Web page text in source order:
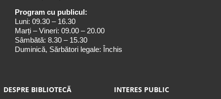
Program cu publicul:
Luni: 09.30 – 16.30
Marți – Vineri: 09.00 – 20.00
Sâmbătă: 8.30 – 15.30
Duminică, Sărbători legale: Închis
DESPRE BIBLIOTECĂ INTERES PUBLIC